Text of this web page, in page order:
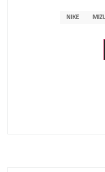
NIKE